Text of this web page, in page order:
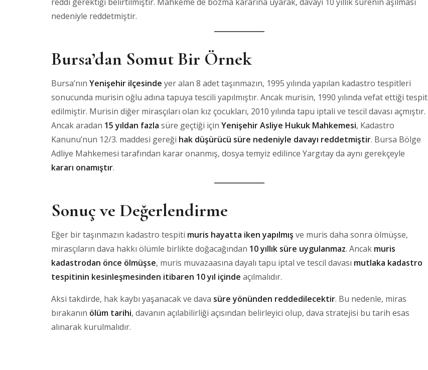
nedeniyle reddetmiştir.
Bursa’dan Somut Bir Örnek
Bursa’nın Yenişehir ilçesinde yer alan 8 adet taşınmazın, 1995 yılında yapılan kadastro tespitleri
sonucunda murisin oğlu adına tapuya tescili yapılmıştır. Ancak murisin, 1990 yılında vefat ettiği tespit
edilmiştir. Murisin diğer mirasçıları olan kız çocukları, 2010 yılında tapu iptali ve tescil davası açmıştır.
Ancak aradan 15 yıldan fazla süre geçtiği için Yenişehir Asliye Hukuk Mahkemesi, Kadastro
Kanunu’nun 12/3. maddesi gereği hak düşürücü süre nedeniyle davayı reddetmiştir. Bursa Bölge
Adliye Mahkemesi tarafından karar onanmış, dosya temyiz edilince Yargıtay da aynı gerekçeyle
kararı onamıştır.
Sonuç ve Değerlendirme
Eğer bir taşınmazın kadastro tespiti muris hayatta iken yapılmış ve muris daha sonra ölmüşse,
mirasçıların dava hakkı ölümle birlikte doğacağından 10 yıllık süre uygulanmaz. Ancak muris
kadastrodan önce ölmüşse, muris muvazaasına dayalı tapu iptal ve tescil davası mutlaka kadastro
tespitinin kesinleşmesinden itibaren 10 yıl içinde açılmalıdır.
Aksi takdirde, hak kaybı yaşanacak ve dava süre yönünden reddedilecektir. Bu nedenle, miras
bırakanın ölüm tarihi, davanın açılabilirliği açısından belirleyici olup, dava stratejisi bu tarih esas
alınarak kurulmalıdır.